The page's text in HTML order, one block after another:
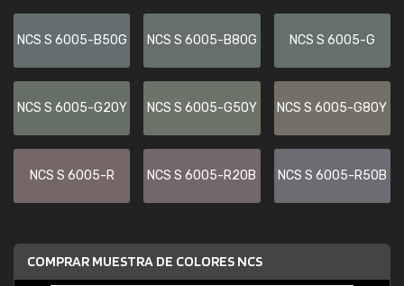
NCS S 6005-B50G NCS S 6005-B80G NCS S 6005-G
NCS S 6005-G20Y NCS S 6005-G50Y NCS S 6005-G80Y
NCS S 6005-R NCS S 6005-R20B NCS S 6005-R50B
COMPRAR MUESTRA DE COLORES NCS